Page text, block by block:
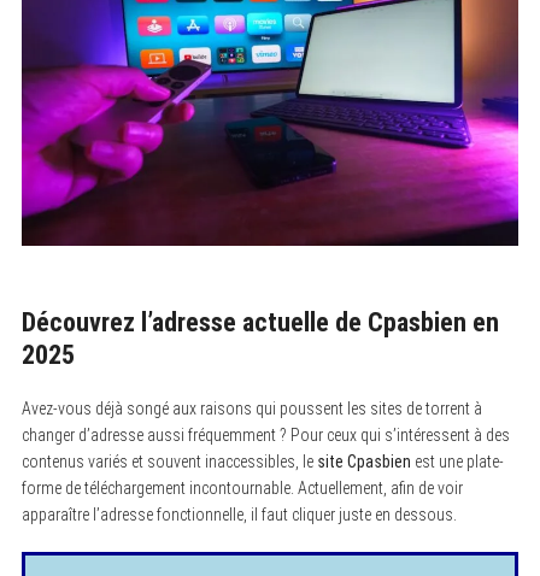
Découvrez l’adresse actuelle de Cpasbien en
2025
Avez-vous déjà songé aux raisons qui poussent les sites de torrent à
changer d’adresse aussi fréquemment ? Pour ceux qui s’intéressent à des
contenus variés et souvent inaccessibles, le site Cpasbien est une plate-
forme de téléchargement incontournable. Actuellement, afin de voir
apparaître l’adresse fonctionnelle, il faut cliquer juste en dessous.